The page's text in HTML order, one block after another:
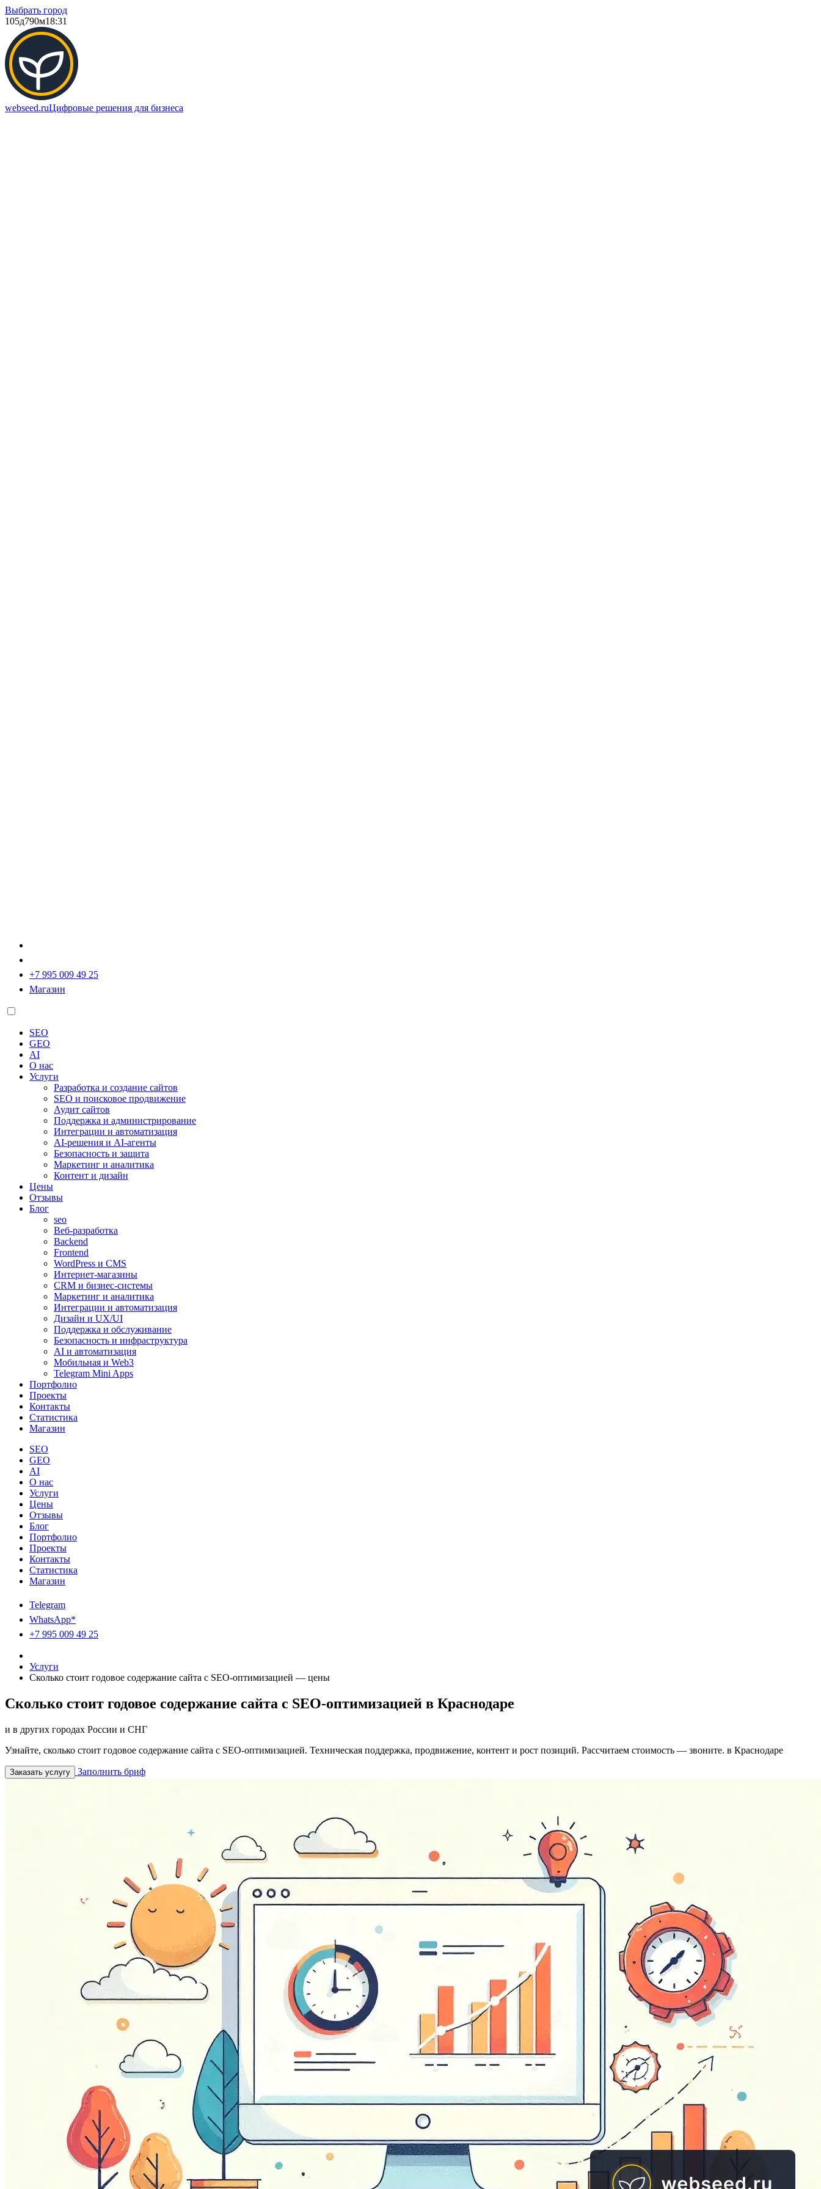
Выбрать город
105д790м18:31
webseed.ruЦифровые решения для бизнеса
+7 995 009 49 25
Магазин
SEO
GEO
AI
О нас
Услуги
Разработка и создание сайтов
SEO и поисковое продвижение
Аудит сайтов
Поддержка и администрирование
Интеграции и автоматизация
AI-решения и AI-агенты
Безопасность и защита
Маркетинг и аналитика
Контент и дизайн
Цены
Отзывы
Блог
seo
Веб-разработка
Backend
Frontend
WordPress и CMS
Интернет-магазины
CRM и бизнес-системы
Маркетинг и аналитика
Интеграции и автоматизация
Дизайн и UX/UI
Поддержка и обслуживание
Безопасность и инфраструктура
AI и автоматизация
Мобильная и Web3
Telegram Mini Apps
Портфолио
Проекты
Контакты
Статистика
Магазин
SEO
GEO
AI
О нас
Услуги
Цены
Отзывы
Блог
Портфолио
Проекты
Контакты
Статистика
Магазин
Telegram
WhatsApp*
+7 995 009 49 25
Услуги
Сколько стоит годовое содержание сайта с SEO-оптимизацией — цены
Сколько стоит годовое содержание сайта с SEO-оптимизацией в Краснодаре
и в других городах России и СНГ
Узнайте, сколько стоит годовое содержание сайта с SEO-оптимизацией. Техническая поддержка, продвижение, контент и рост позиций. Рассчитаем стоимость — звоните. в Краснодаре
Заказать услугу Заполнить бриф